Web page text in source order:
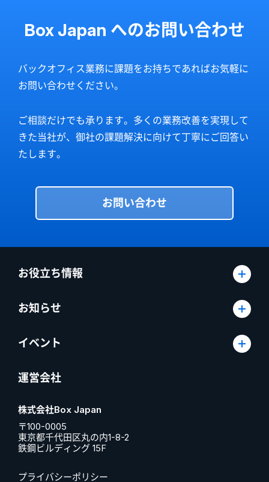
Box Japan へのお問い合わせ
バックオフィス業務に課題をお持ちであればお気軽に
お問い合わせください。
ご相談だけでも承ります。多くの業務改善を実現して
きた当社が、御社の課題解決に向けて丁寧にご回答い
たします。
お問い合わせ
お役立ち情報
お知らせ
イベント
運営会社
株式会社Box Japan
〒100-0005
東京都千代田区丸の内1-8-2
鉄鋼ビルディング 15F
プライバシーポリシー